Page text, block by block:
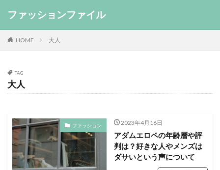
ファッションファイル
HOME 大人
TAG
大人
ファッション 2023年4月16日
アダムエロペの年齢層や評
判は？好きな人やメンズは
ダサいという声について